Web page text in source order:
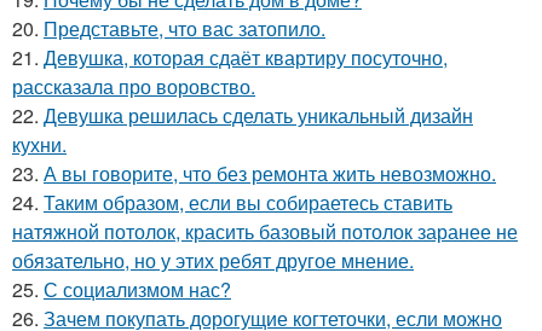
20. Представьте, что вас затопило.
21. Девушка, которая сдаёт квартиру посуточно,
рассказала про воровство.
22. Девушка решилась сделать уникальный дизайн
кухни.
23. А вы говорите, что без ремонта жить невозможно.
24. Таким образом, если вы собираетесь ставить
натяжной потолок, красить базовый потолок заранее не
обязательно, но у этих ребят другое мнение.
25. С социализмом нас?
26. Зачем покупать дорогущие когтеточки, если можно